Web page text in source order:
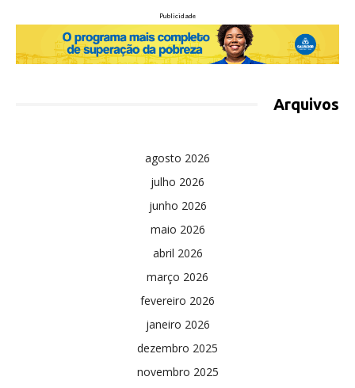
Publicidade
Arquivos
agosto 2026
julho 2026
junho 2026
maio 2026
abril 2026
março 2026
fevereiro 2026
janeiro 2026
dezembro 2025
novembro 2025